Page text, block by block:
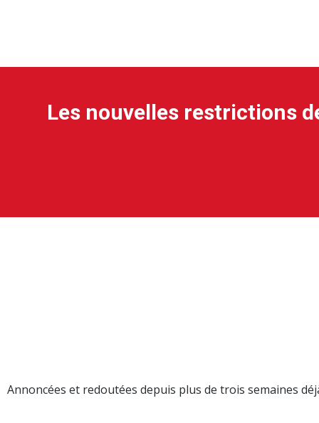
Les nouvelles restrictions
Annoncées et redoutées depuis plus de trois semaines